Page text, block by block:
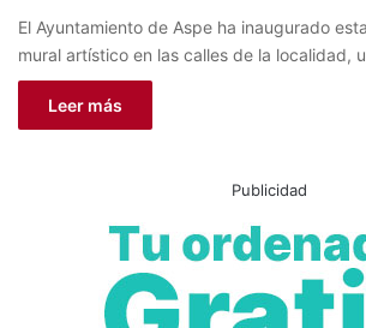
El Ayuntamiento de Aspe ha inaugurado
mural artístico en las calles de la localidad,
Leer más
Publicidad